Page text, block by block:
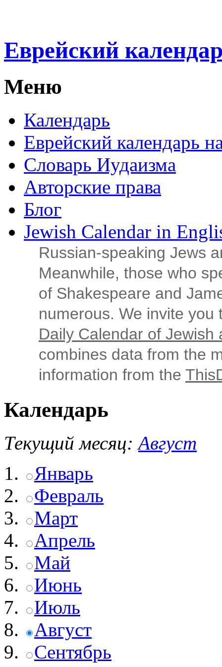
Еврейский
Меню
Календарь
Еврейский календарь
Словарь Иудаизма
Авторские права
Блог
Jewish Calendar in
Russian‑speaking Jews
Meanwhile, those who
of Shakespeare and
numerous. We invite
Daily Calendar of Jewish
combines data from the
information from the
Календарь
Текущий месяц: Август
Январь
Февраль
Март
Апрель
Май
Июнь
Июль
Август
Сентябрь